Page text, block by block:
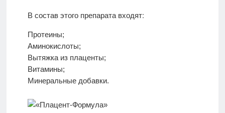
В состав этого препарата входят׃
Протеины;
Аминокислоты;
Вытяжка из плаценты;
Витамины;
Минеральные добавки.